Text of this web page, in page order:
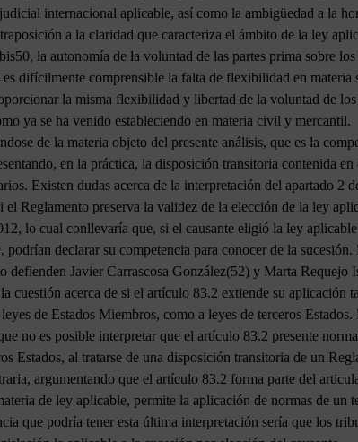
internacional aplicable, así como la ambigüedad a la
a la claridad que caracteriza el ámbito de la ley
la autonomía de la voluntad de las partes prima sobre
difícilmente comprensible la falta de flexibilidad en materia
la misma flexibilidad y libertad de la voluntad de
ya se ha venido estableciendo en materia civil y mercantil.
de la materia objeto del presente análisis, que es la
en la práctica, la disposición transitoria contenida
Existen dudas acerca de la interpretación del apartado 2
el Reglamento preserva la validez de la elección de la ley
lo cual conllevaría que, si el causante eligió la ley
podrían declarar su competencia para conocer de la
defienden Javier Carrascosa González(52) y Marta Requejo
cuestión acerca de si el artículo 83.2 extiende su aplicación
de Estados Miembros, como a leyes de terceros
no es posible interpretar que el artículo 83.2 presente
Estados, al tratarse de una disposición transitoria de un
argumentando que el artículo 83.2 forma parte del
de ley aplicable, permite la aplicación de normas de un
que podría tener esta última interpretación sería que los